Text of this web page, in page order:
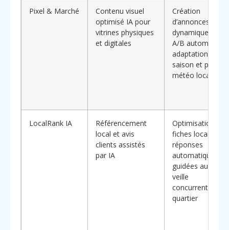
Pixel & Marché
Contenu visuel
optimisé IA pour
vitrines physiques
et digitales
Création
d’annonces
dynamiques,
A/B
adaptation par
saison et par
météo locale
LocalRank IA
Référencement
local et avis
clients assistés
par IA
Optimisation
fiches locales,
réponses
automatiques
guidées aux avis,
veille
concurrentielle
quartier